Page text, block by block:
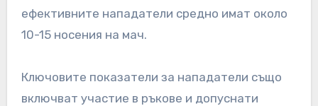
ефективните нападатели средно имат около
10-15 носения на мач.
Ключовите показатели за нападатели също
включват участие в ръкове и допуснати